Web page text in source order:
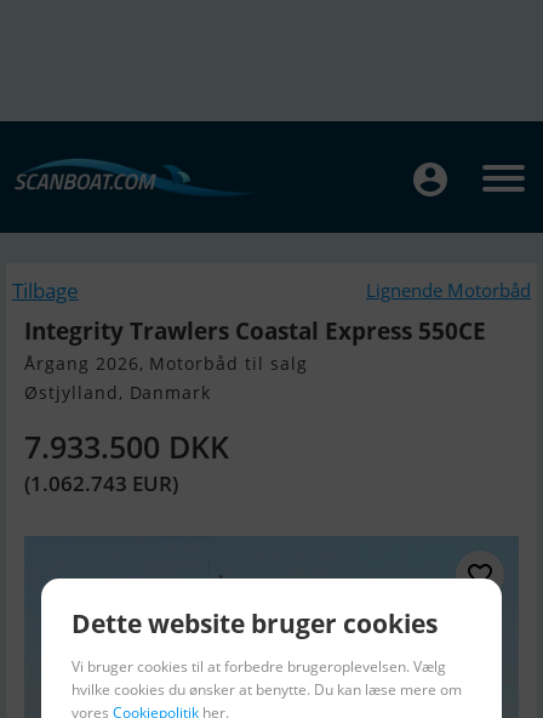
Tilbage Lignende Motorbåd
Integrity Trawlers Coastal Express 550CE
Årgang 2026, Motorbåd til salg
Østjylland, Danmark
7.933.500 DKK
(1.062.743 EUR)
Dette website bruger cookies
Vi bruger cookies til at forbedre brugeroplevelsen. Vælg
hvilke cookies du ønsker at benytte. Du kan læse mere om
vores Cookiepolitik her.